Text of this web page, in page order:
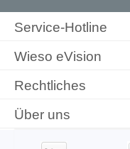
einverstanden.
Service-Hotline
Wieso eVision
Rechtliches
Über uns